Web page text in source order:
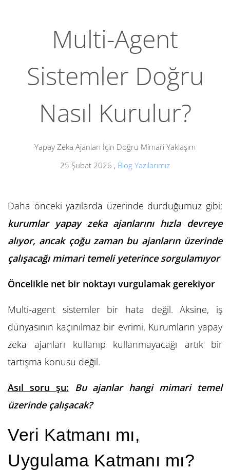
Multi-Agent
Sistemler Doğru
Nasıl Kurulur?
Yapay Zeka Ajanları İçin Doğru Mimari Yaklaşım
25 Şubat 2026 , Blog Yazılarımız
Daha önceki yazılarda üzerinde durduğumuz gibi;
kurumlar yapay zeka ajanlarını hızla devreye
alıyor, ancak çoğu zaman bu ajanların üzerinde
çalışacağı mimari temeli yeterince sorgulamıyor
Öncelikle net bir noktayı vurgulamak gerekiyor
Multi-agent sistemler bir hata değil. Aksine, iş
dünyasının kaçınılmaz bir evrimi. Kurumların yapay
zeka ajanları kullanıp kullanmayacağı artık bir
tartışma konusu değil.
Asıl soru şu: Bu ajanlar hangi mimari temel
üzerinde çalışacak?
Veri Katmanı mı,
Uygulama Katmanı mı?